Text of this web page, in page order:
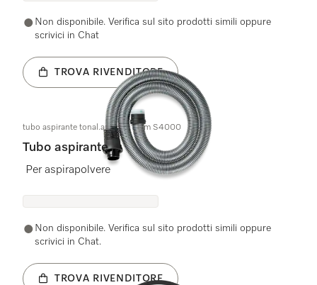
Non disponibile. Verifica sul sito prodotti simili oppure
scrivici in Chat
TROVA RIVENDITORE
tubo aspirante tonal.argento 1,8 m S4000
Tubo aspirante
Per aspirapolvere
Non disponibile. Verifica sul sito prodotti simili oppure
scrivici in Chat.
TROVA RIVENDITORE